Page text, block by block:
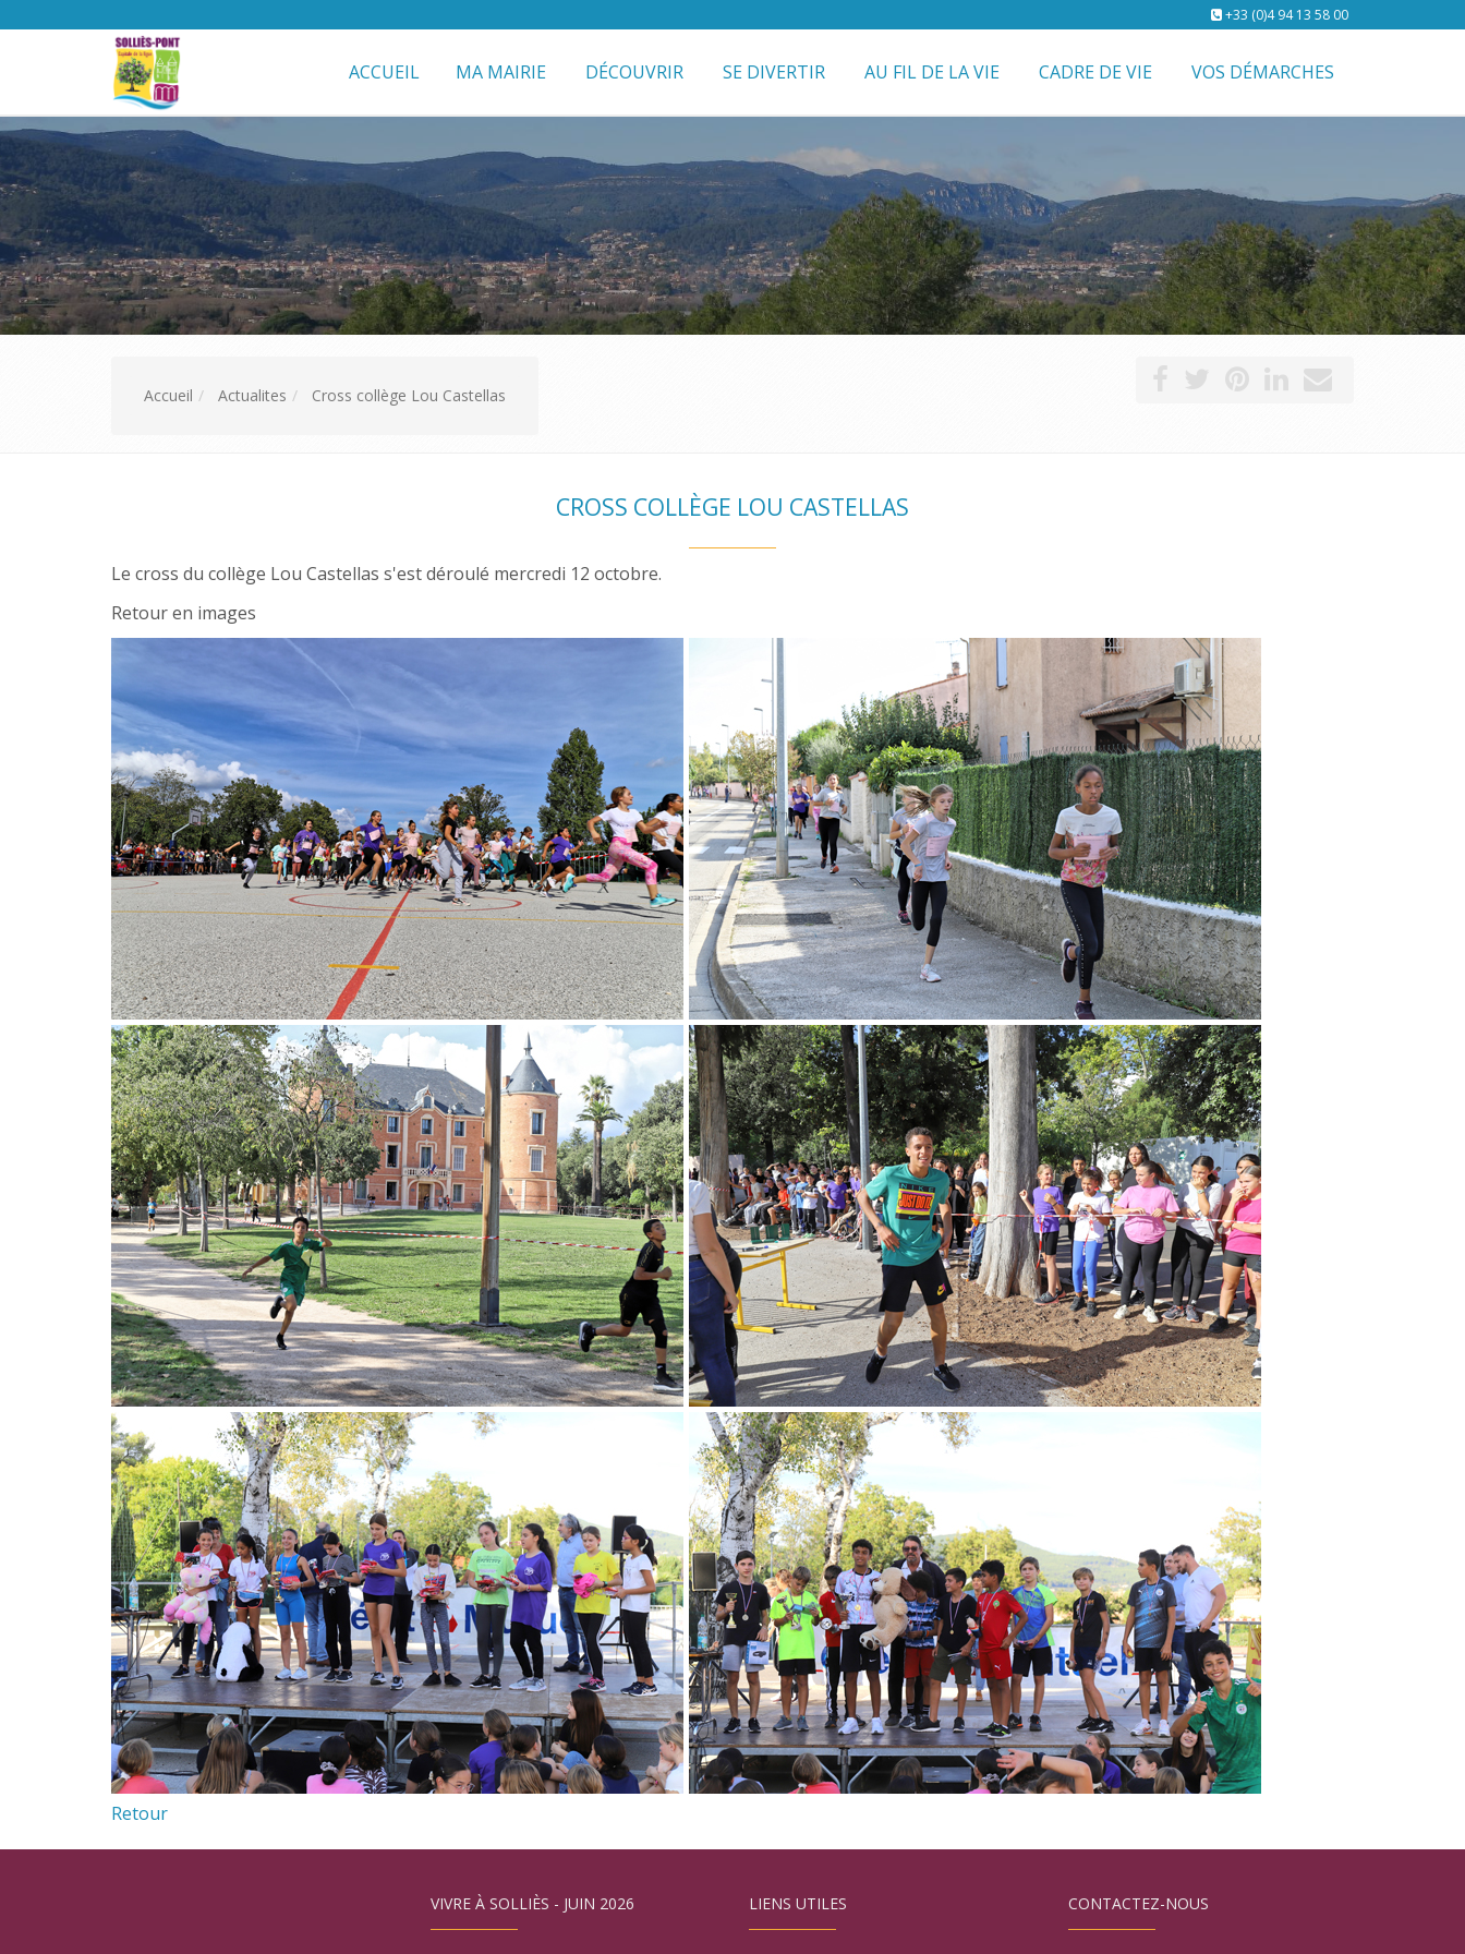
+33 (0)4 94 13 58 00
ACCUEIL MA MAIRIE DÉCOUVRIR SE DIVERTIR AU FIL DE LA VIE CADRE DE VIE VOS DÉMARCHES
Accueil Actualites Cross collège Lou Castellas
CROSS COLLÈGE LOU CASTELLAS
Le cross du collège Lou Castellas s'est déroulé mercredi 12 octobre.
Retour en images
Retour
VIVRE À SOLLIÈS - JUIN 2026 LIENS UTILES CONTACTEZ-NOUS